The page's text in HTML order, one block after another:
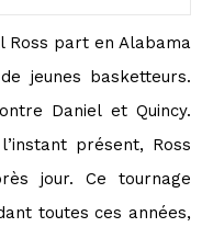
Ross part en Alabama
jeunes basketteurs.
Daniel et Quincy.
présent, Ross
jour. Ce tournage
toutes ces années,